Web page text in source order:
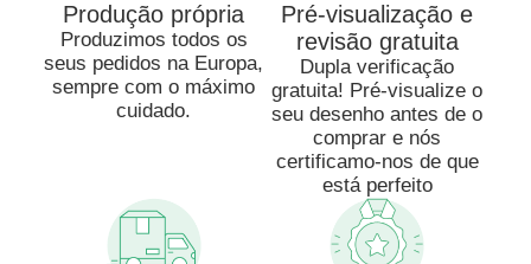
Produção própria
Produzimos todos os
seus pedidos na Europa,
sempre com o máximo
cuidado.
Pré-visualização e
revisão gratuita
Dupla verificação
gratuita! Pré-visualize o
seu desenho antes de o
comprar e nós
certificamo-nos de que
está perfeito